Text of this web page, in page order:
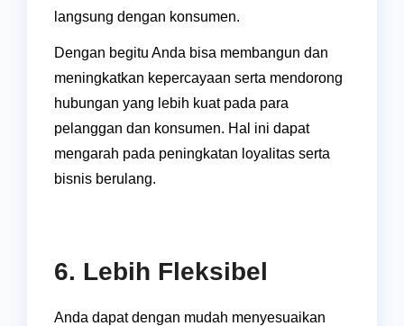
langsung dengan konsumen.
Dengan begitu Anda bisa membangun dan
meningkatkan kepercayaan serta mendorong
hubungan yang lebih kuat pada para
pelanggan dan konsumen. Hal ini dapat
mengarah pada peningkatan loyalitas serta
bisnis berulang.
6. Lebih Fleksibel
Anda dapat dengan mudah menyesuaikan